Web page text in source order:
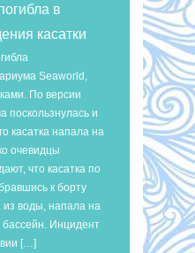
в
касатки
Seaworld,
По версии
поскользнулась и
касатка напала на
очевидцы
что касатка по
к борту
воды, напала на
Инцидент
[…]